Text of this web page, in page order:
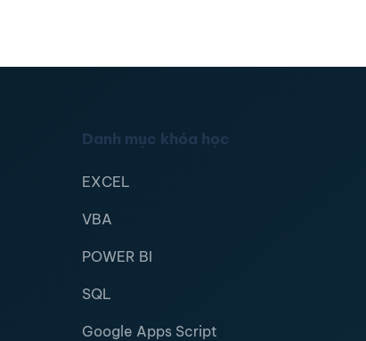
Danh mục khóa học
EXCEL
VBA
POWER BI
SQL
Google Apps Script